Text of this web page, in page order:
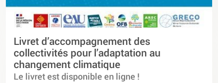
Livret d’accompagnement des
collectivités pour l’adaptation au
changement climatique
Le livret est disponible en ligne !